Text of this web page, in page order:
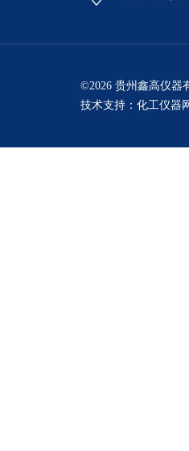
©2026 贵州鑫高仪器
技术支持： 化工仪器